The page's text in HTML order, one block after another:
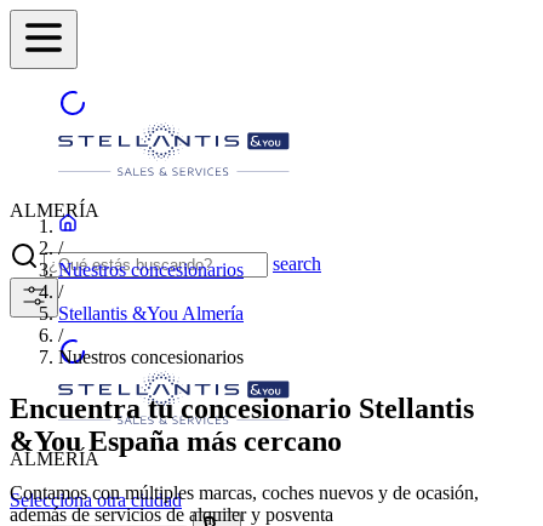
ALMERÍA
search
ALMERÍA
Selecciona otra ciudad
/
Nuestros concesionarios
/
Stellantis &You Almería
/
Nuestros concesionarios
Encuentra tu concesionario Stellantis
&You España más cercano
Contamos con múltiples marcas, coches nuevos y de ocasión,
además de servicios de alquiler y posventa